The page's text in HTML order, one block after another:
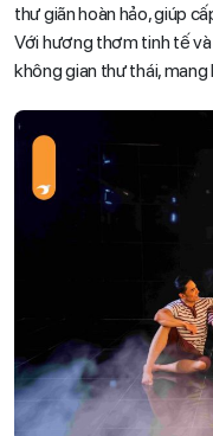
thư giãn hoàn hảo, giúp
Với hương thơm tinh tế
không gian thư thái, mang